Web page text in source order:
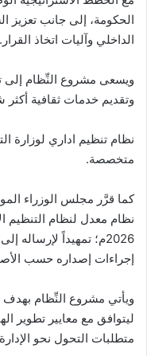
الحكومة، إلى جانب تعزيز
الداخلي وآليات اتخاذ القرار.
ويسعى مشروع النِّظام إلى
وتقديم خدمات ثقافية أكثر
نظام تنظيم اداري لوزارة
متخصصة.
كما قرَّر مجلس الوزراء
نظام معدل لنظام التنظيم
2026م؛ تمهيداً
إجراءات إصداره حسب
ويأتي مشروع النِّظام بهدف
ليتوافق مع معايير تطوير
متطلبات التحول نحو